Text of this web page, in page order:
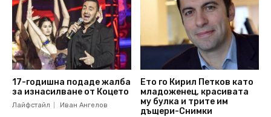
17-годишна подаде жалба
за изнасилване от Коцето
Лайфстайл Иван Ангелов
Ето го Кирил Петков като
младоженец, красивата
му булка и трите им
дъщери-Снимки